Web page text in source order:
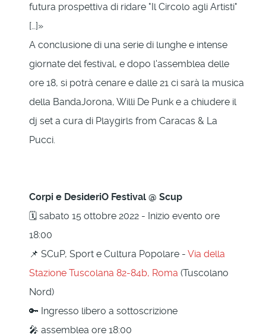
futura prospettiva di ridare "Il Circolo agli Artisti"
[…]»
A conclusione di una serie di lunghe e intense
giornate del festival, e dopo l'assemblea delle
ore 18, si potrà cenare e dalle 21 ci sarà la musica
della BandaJorona, Willi De Punk e a chiudere il
dj set a cura di Playgirls from Caracas & La
Pucci.
Corpi e DesideriO Festival @ Scup
🗓 sabato 15 ottobre 2022 - Inizio evento ore
18:00
📌 SCuP, Sport e Cultura Popolare - Via della
Stazione Tuscolana 82-84b, Roma (Tuscolano
Nord)
🔑 Ingresso libero a sottoscrizione
🎤 assemblea ore 18:00